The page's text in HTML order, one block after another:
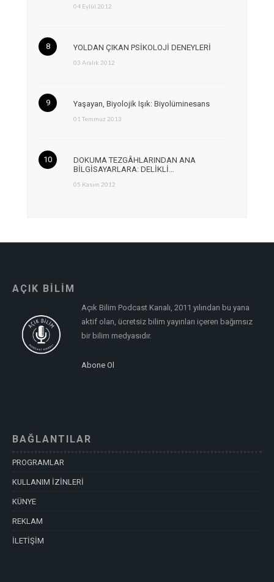
04 Eylül 2012
YOLDAN ÇIKAN PSİKOLOJİ DENEYLERİ
03 Aralık 2012
Yaşayan, Biyolojik Işık: Biyolüminesans
01 Temmuz 2013
DOKUMA TEZGÂHLARINDAN ANA
BİLGİSAYARLARA: DELİKLİ…
05 Kasım 2012
AÇIK BİLİM
Açık Bilim Podcast Kanalı, 2011 yılından bu yana
aktif olan, ücretsiz bilim yayınları içeren bağımsız
bir bilim medyasıdır.
Abone Ol
BAĞLANTILAR
PROGRAMLAR
KULLANIM İZİNLERİ
KÜNYE
REKLAM
İLETİŞİM